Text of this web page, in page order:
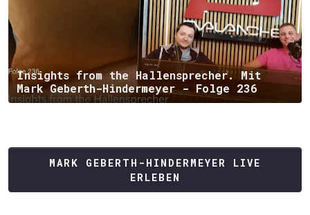
Insights from the Hallensprecher. Mit
Mark Geberth-Hindermeyer - Folge 236
MARK GEBERTH-HINDERMEYER LIVE
ERLEBEN